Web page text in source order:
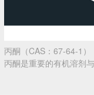
丙酮（CAS：67-64-1）
丙酮是重要的有机溶剂